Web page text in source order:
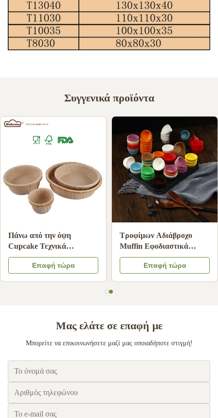
Συγγενικά προϊόντα
Τροφική ποιότητα Άσπρη
χεριού σταγόνα φίλτρα
καφέ ανθεκτικό στο λάδι
χαρτί διήθησης καφέ
Επαφή τώρα
Αντικολλητικές επενδύσεις
cupcake μιας χρήσης για
φλιτζάνια ψησίματος
ανθεκτικές σε υψηλές
Επαφή τώρα
Μας ελάτε σε επαφή με
Μπορείτε να επικοινωνήσετε μαζί μας οποιαδήποτε στιγμή!